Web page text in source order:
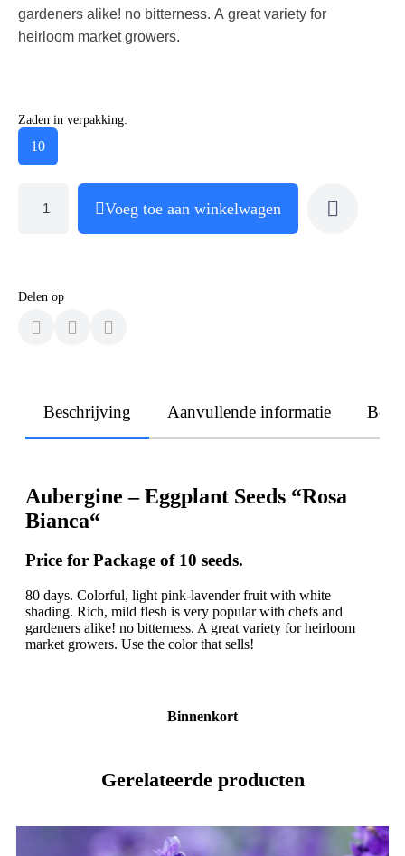
gardeners alike! no bitterness. A great variety for
heirloom market growers.
Zaden in verpakking:
10
Voeg toe aan winkelwagen
Delen op
Beschrijving Aanvullende informatie
Aubergine – Eggplant Seeds “Rosa
Bianca“
Price for Package of 10 seeds.
80 days. Colorful, light pink-lavender fruit with white
shading. Rich, mild flesh is very popular with chefs and
gardeners alike! no bitterness. A great variety for heirloom
market growers. Use the color that sells!
Binnenkort
Gerelateerde producten